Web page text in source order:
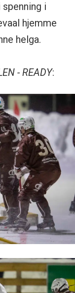
i
hjemme
helga.
- READY: